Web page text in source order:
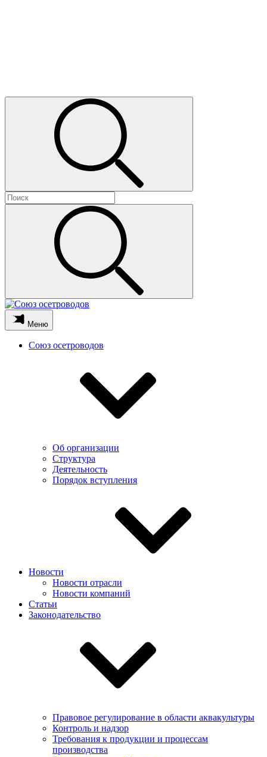
Меню
Союз осетроводов
Об организации
Структура
Деятельность
Порядок вступления
Новости
Новости отрасли
Новости компаний
Статьи
Законодательство
Правовое регулирование в области аквакультуры
Контроль и надзор
Требования к продукции и процессам
производства